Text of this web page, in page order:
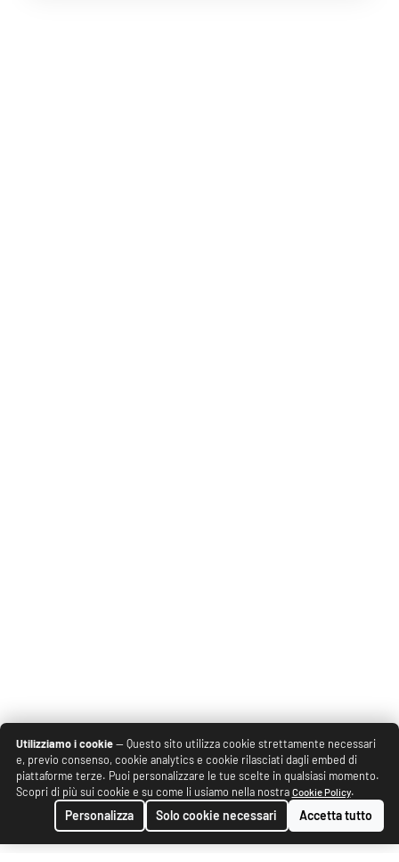
Utilizziamo i cookie— Questo sito utilizza cookie strettamente necessari
e, previo consenso, cookie analytics e cookie rilasciati dagli embed di
piattaforme terze. Puoi personalizzare le tue scelte in qualsiasi momento.
Scopri di più sui cookie e su come li usiamo nella nostra Cookie Policy.
Personalizza Solo cookie necessari Accetta tutto